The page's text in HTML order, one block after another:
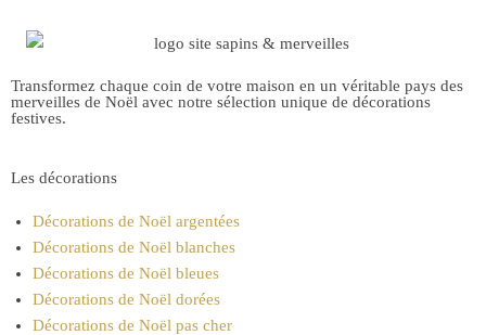
Transformez chaque coin de votre maison en un véritable pays des
merveilles de Noël avec notre sélection unique de décorations
festives.
Les décorations
Décorations de Noël argentées
Décorations de Noël blanches
Décorations de Noël bleues
Décorations de Noël dorées
Décorations de Noël pas cher